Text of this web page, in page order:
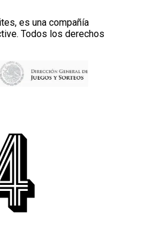
es una compañía
Todos los derechos